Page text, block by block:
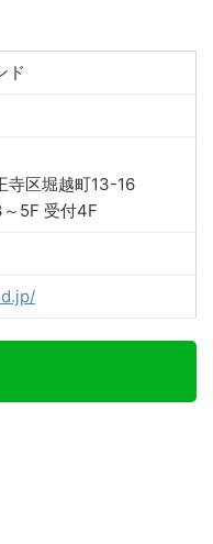
ド
寺区堀越町13-16
5F 受付4F